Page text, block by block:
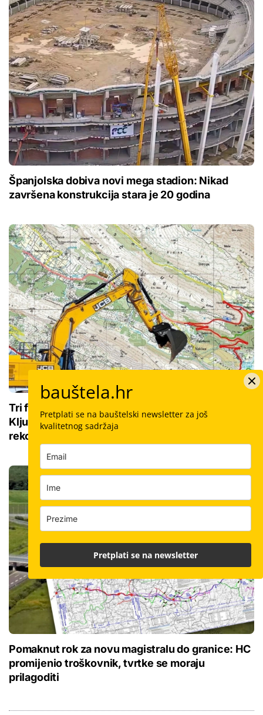
Španjolska dobiva novi mega stadion: Nikad
završena konstrukcija stara je 20 godina
Tri faze, pet kilometara i stotine bauštelaca:
Ključna veza između Splita i Omiša ide u mega
rekonstrukciju
Pomaknut rok za novu magistralu do granice: HC
promijenio troškovnik, tvrtke se moraju
prilagoditi
bauštela.hr
Pretplati se na bauštelski newsletter za još
kvalitetnog sadržaja
Pretplati se na newsletter